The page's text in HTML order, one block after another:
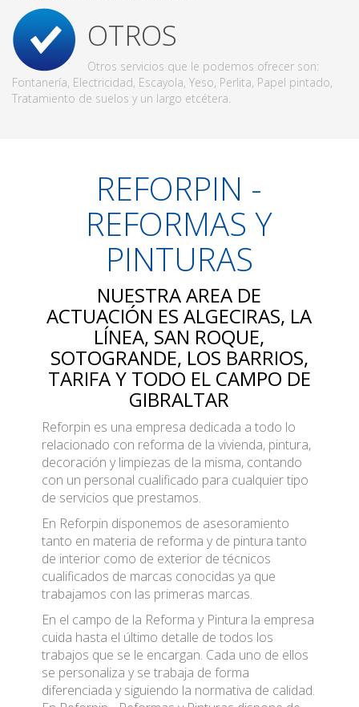
OTROS
Otros servicios que le podemos ofrecer son:
Fontanería, Electricidad, Escayola, Yeso, Perlita, Papel pintado,
Tratamiento de suelos y un largo etcétera.
REFORPIN -
REFORMAS Y
PINTURAS
NUESTRA AREA DE
ACTUACIÓN ES ALGECIRAS, LA
LÍNEA, SAN ROQUE,
SOTOGRANDE, LOS BARRIOS,
TARIFA Y TODO EL CAMPO DE
GIBRALTAR
Reforpin es una empresa dedicada a todo lo
relacionado con reforma de la vivienda, pintura,
decoración y limpiezas de la misma, contando
con un personal cualificado para cualquier tipo
de servicios que prestamos.
En Reforpin disponemos de asesoramiento
tanto en materia de reforma y de pintura tanto
de interior como de exterior de técnicos
cualificados de marcas conocidas ya que
trabajamos con las primeras marcas.
En el campo de la Reforma y Pintura la empresa
cuida hasta el último detalle de todos los
trabajos que se le encargan. Cada uno de ellos
se personaliza y se trabaja de forma
diferenciada y siguiendo la normativa de calidad.